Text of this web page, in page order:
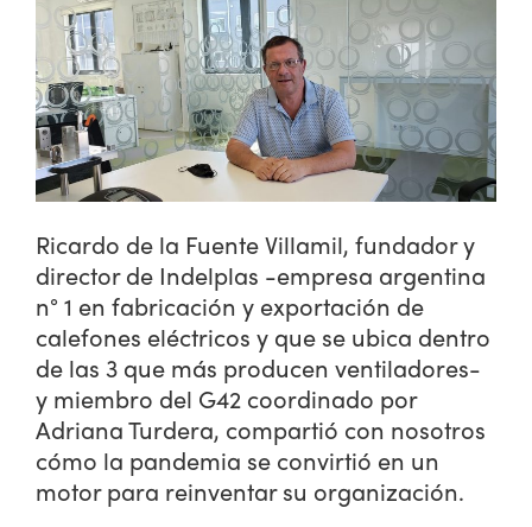
Ricardo de la Fuente Villamil, fundador y
director de Indelplas -empresa argentina
n° 1 en fabricación y exportación de
calefones eléctricos y que se ubica dentro
de las 3 que más producen ventiladores-
y miembro del G42 coordinado por
Adriana Turdera, compartió con nosotros
cómo la pandemia se convirtió en un
motor para reinventar su organización.